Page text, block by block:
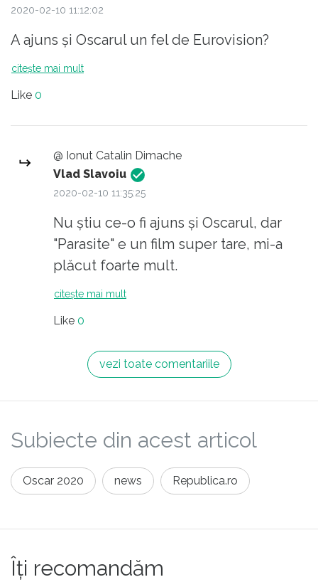
2020-02-10 11:12:02
A ajuns și Oscarul un fel de Eurovision?
citește mai mult
Like 0
@ Ionut Catalin Dimache
Vlad Slavoiu
2020-02-10 11:35:25
Nu știu ce-o fi ajuns și Oscarul, dar
"Parasite" e un film super tare, mi-a
plăcut foarte mult.
citește mai mult
Like 0
vezi toate comentariile
Subiecte din acest articol
Oscar 2020 news Republica.ro
Îți recomandăm